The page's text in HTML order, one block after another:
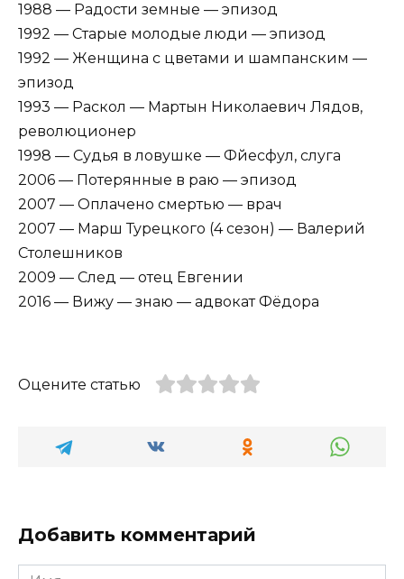
1988 — Радости земные — эпизод
1992 — Старые молодые люди — эпизод
1992 — Женщина с цветами и шампанским —
эпизод
1993 — Раскол — Мартын Николаевич Лядов,
революционер
1998 — Судья в ловушке — Фйесфул, слуга
2006 — Потерянные в раю — эпизод
2007 — Оплачено смертью — врач
2007 — Марш Турецкого (4 сезон) — Валерий
Столешников
2009 — След — отец Евгении
2016 — Вижу — знаю — адвокат Фёдора
Оцените статью
Добавить комментарий
Имя